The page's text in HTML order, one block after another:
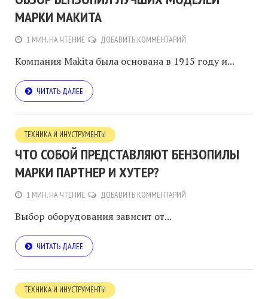
МАРКИ МАКИТА
1 МИН. НА ЧТЕНИЕ ДОБАВИТЬ КОММЕНТАРИЙ
Компания Makita была основана в 1915 году и...
ЧИТАТЬ ДАЛЕЕ
ТЕХНИКА И ИНУСТРУМЕНТЫ
ЧТО СОБОЙ ПРЕДСТАВЛЯЮТ БЕНЗОПИЛЫ
МАРКИ ПАРТНЕР И ХУТЕР?
1 МИН. НА ЧТЕНИЕ ДОБАВИТЬ КОММЕНТАРИЙ
Выбор оборудования зависит от...
ЧИТАТЬ ДАЛЕЕ
ТЕХНИКА И ИНУСТРУМЕНТЫ